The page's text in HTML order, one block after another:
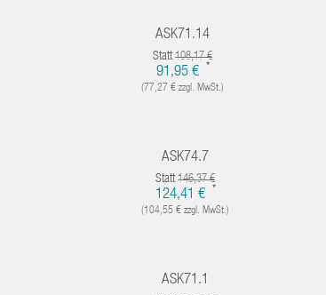
ASK71.14
Statt108,17 €
91,95 € *
(77,27 € zzgl. MwSt.)
ASK74.7
Statt146,37 €
124,41 € *
(104,55 € zzgl. MwSt.)
ASK71.1